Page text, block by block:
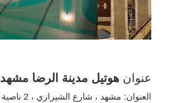
عنوانهوتيل مدينة الرضا مشهد
العنوان: مشهد ، شارع الشيرازي ، 2 ناصية شيرازي ، رقم الاتصال: 33136-051